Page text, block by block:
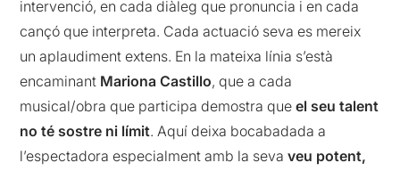
intervenció, en cada diàleg que pronuncia i en cada
cançó que interpreta. Cada actuació seva es mereix
un aplaudiment extens. En la mateixa línia s’està
encaminant Mariona Castillo, que a cada
musical/obra que participa demostra queel seu talent
no té sostre ni límit. Aquí deixa bocabadada a
l’espectadora especialment amb la sevaveu potent,